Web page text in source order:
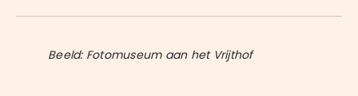
WhatsApp
Facebook
LinkedIn
X
E-
Beeld: Fotomuseum aan het Vrijthof